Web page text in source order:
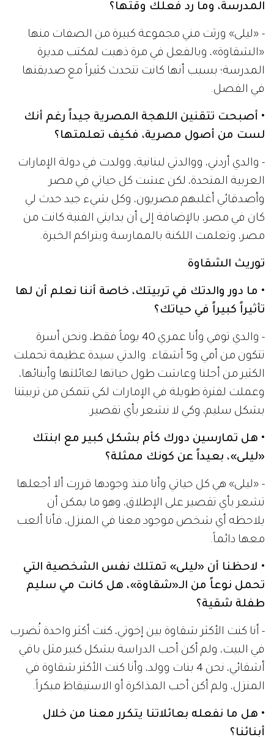
المدرسة، وما رد فعلك وقتها؟
- «ليلى» ورثت مني مجموعة كبيرة من الصفات منها
«الشقاوة»، وبالفعل في مرة ذهبت لمكتب مديرة
المدرسة؛ بسبب أنها كانت تتحدث كثيراً مع صديقتها
في الفصل.
• أصبحت تتقنين اللهجة المصرية جيداً رغم أنك
لست من أصول مصرية، فكيف تعلمتها؟
- والدي أردني، ووالدتي لبنانية، وولدت في دولة الإمارات
العربية المتحدة، لكن عشت كل حياتي في مصر
وأصدقائي أغلبهم مصريون، وكل شيء جيد حدث لي
كان في مصر، بالإضافة إلى أن بدايتي الفنية كانت من
مصر، وتعلمت اللكنة بالممارسة وبتراكم الخبرة.
توريث الشقاوة
• ما دور والدتك في تربيتك، خاصة أننا نعلم أن لها
تأثيراً كبيراً في حياتك؟
- والدي توفي وأنا عمري 40 يوماً فقط، ونحن أسرة
تتكون من أمي و5 أشقاء. والدتي سيدة عظيمة تحملت
الكثير من أجلنا وعاشت طول حياتها لعائلتها وأبنائها،
وعملت لفترة طويلة في الإمارات لكي تتمكن من تربيتنا
بشكل سليم، وكي لا نشعر بأي تقصير.
• هل تمارسين دورك كأم بشكل كبير مع ابنتك
«ليلى»، بعيداً عن كونك ممثلة؟
- «ليلى» هي كل حياتي وأنا منذ وجودها قررت ألا أجعلها
تشعر بأي تقصير على الإطلاق، وهو ما يمكن أن
يلاحظه أي شخص موجود معنا في المنزل، فأنا ألعب
معها دائماً.
• لاحظنا أن «ليلى» تمتلك نفس الشخصية التي
تحمل نوعاً من الـ«شقاوة»، هل كانت مي سليم
طفلة شقية؟
- أنا كنت الأكثر شقاوة بين إخوتي، كنت أكثر واحدة تُضرب
في البيت، ولم أكن أحب الدراسة بشكل كبير مثل باقي
أشقائي، نحن 4 بنات وولد، وأنا كنت الأكثر شقاوة في
المنزل، ولم أكن أحب المذاكرة أو الاستيقاظ مبكراً.
• هل ما نفعله بعائلاتنا يتكرر معنا من خلال
أبنائنا؟